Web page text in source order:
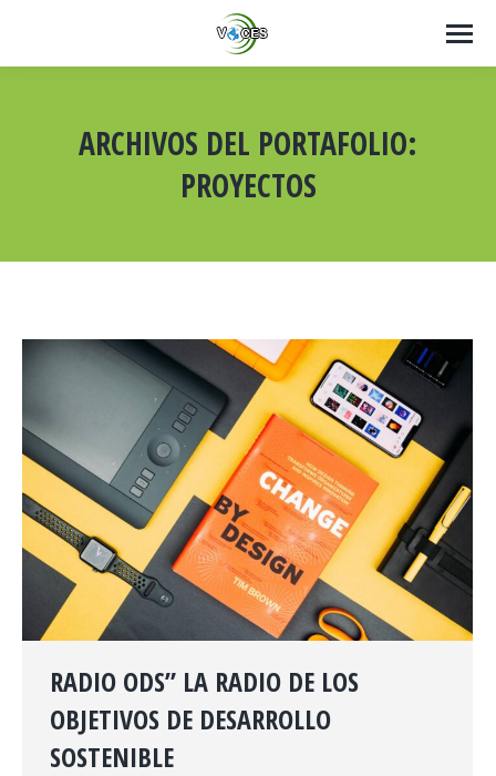
ARCHIVOS DEL PORTAFOLIO:
PROYECTOS
RADIO ODS” LA RADIO DE LOS
OBJETIVOS DE DESARROLLO
SOSTENIBLE